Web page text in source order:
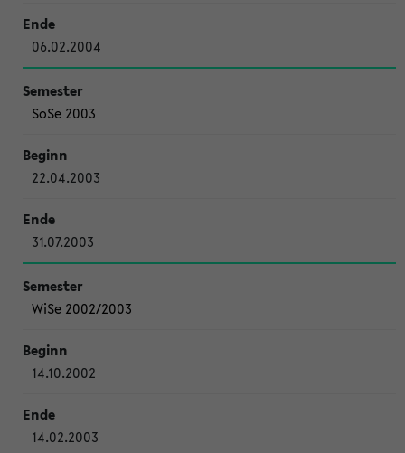
06.02.2004
SoSe 2003
22.04.2003
31.07.2003
WiSe 2002/2003
14.10.2002
14.02.2003